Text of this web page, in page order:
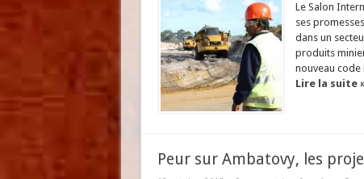
Le Salon
ses
dans un
produits
nouveau code
Lire la suite
Peur sur Ambatovy, les